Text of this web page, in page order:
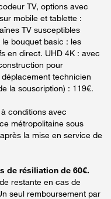
TV, options avec
mobile et tablette :
TV susceptibles
bouquet basic : les
en direct. UHD 4K : avec
pour
technicien
la souscription) : 119€.
conditions avec
métropolitaine sous
la mise en service de
de résiliation de 60€.
restante en cas de
seul remboursement par